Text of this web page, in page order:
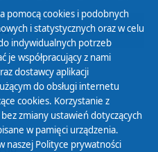
01 02 03
pomocą cookies i podobnych
i statystycznych oraz w celu
indywidualnych potrzeb
je współpracujący z nami
dostawcy aplikacji
do obsługi internetu
cookies. Korzystanie z
zmiany ustawień dotyczących
w pamięci urządzenia.
naszej Polityce prywatności